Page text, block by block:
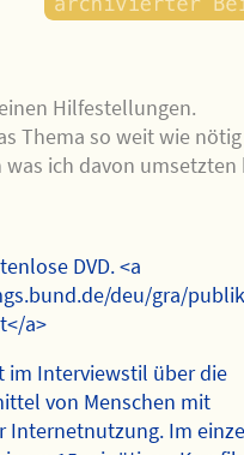
Hilfestellungen.
Thema so weit wie nötig
was ich davon umsetzten
DVD. <a
deu/gra/
a>
im Interviewstil über die
von Menschen mit
Internetnutzung. Im